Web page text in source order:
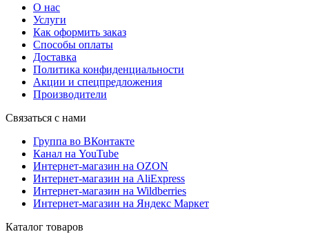
О нас
Услуги
Как оформить заказ
Способы оплаты
Доставка
Политика конфиденциальности
Акции и спецпредложения
Производители
Связаться с нами
Группа во ВКонтакте
Канал на YouTube
Интернет-магазин на OZON
Интернет-магазин на AliExpress
Интернет-магазин на Wildberries
Интернет-магазин на Яндекс Маркет
Каталог товаров